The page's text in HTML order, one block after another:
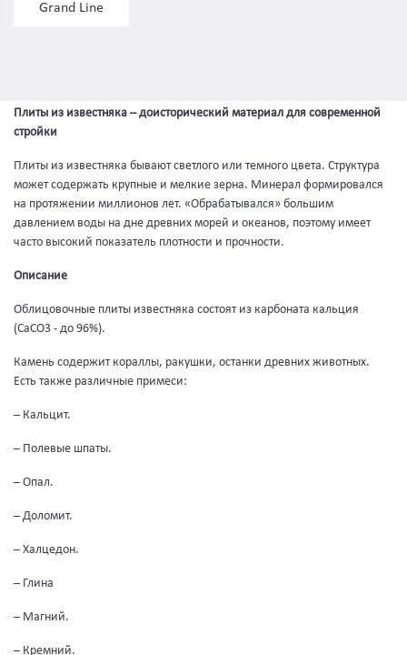
Grand Line
Плиты из известняка – доисторический материал для современной
стройки
Плиты из известняка бывают светлого или темного цвета. Структура
может содержать крупные и мелкие зерна. Минерал формировался
на протяжении миллионов лет. «Обрабатывался» большим
давлением воды на дне древних морей и океанов, поэтому имеет
часто высокий показатель плотности и прочности.
Описание
Облицовочные плиты известняка состоят из карбоната кальция
(СаСО3 - до 96%).
Камень содержит кораллы, ракушки, останки древних животных.
Есть также различные примеси:
– Кальцит.
– Полевые шпаты.
– Опал.
– Доломит.
– Халцедон.
– Глина
– Магний.
– Кремний.